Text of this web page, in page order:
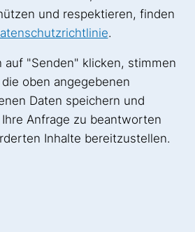
und respektieren, finden
.
auf "Senden" klicken, stimmen
oben angegebenen
Daten speichern und
Anfrage zu beantworten
Inhalte bereitzustellen.